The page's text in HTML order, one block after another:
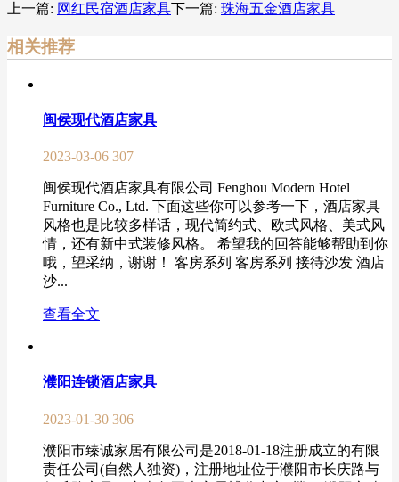
上一篇: 网红民宿酒店家具下一篇: 珠海五金酒店家具
相关推荐
闽侯现代酒店家具
2023-03-06 307
闽侯现代酒店家具有限公司 Fenghou Modern Hotel
Furniture Co., Ltd. 下面这些你可以参考一下，酒店家具
风格也是比较多样话，现代简约式、欧式风格、美式风
情，还有新中式装修风格。 希望我的回答能够帮助到你
哦，望采纳，谢谢！ 客房系列 客房系列 接待沙发 酒店
沙...
查看全文
濮阳连锁酒店家具
2023-01-30 306
濮阳市臻诚家居有限公司是2018-01-18注册成立的有限
责任公司(自然人独资)，注册地址位于濮阳市长庆路与